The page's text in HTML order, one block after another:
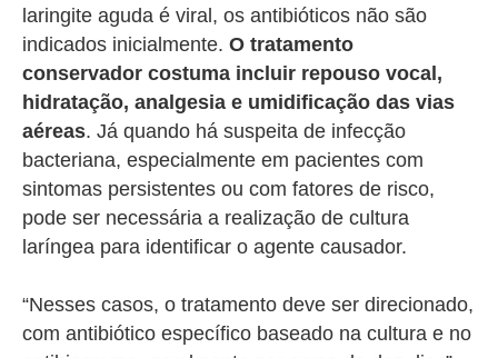
laringite aguda é viral, os antibióticos não são
indicados inicialmente. O tratamento
conservador costuma incluir repouso vocal,
hidratação, analgesia e umidificação das vias
aéreas. Já quando há suspeita de infecção
bacteriana, especialmente em pacientes com
sintomas persistentes ou com fatores de risco,
pode ser necessária a realização de cultura
laríngea para identificar o agente causador.
“Nesses casos, o tratamento deve ser direcionado,
com antibiótico específico baseado na cultura e no